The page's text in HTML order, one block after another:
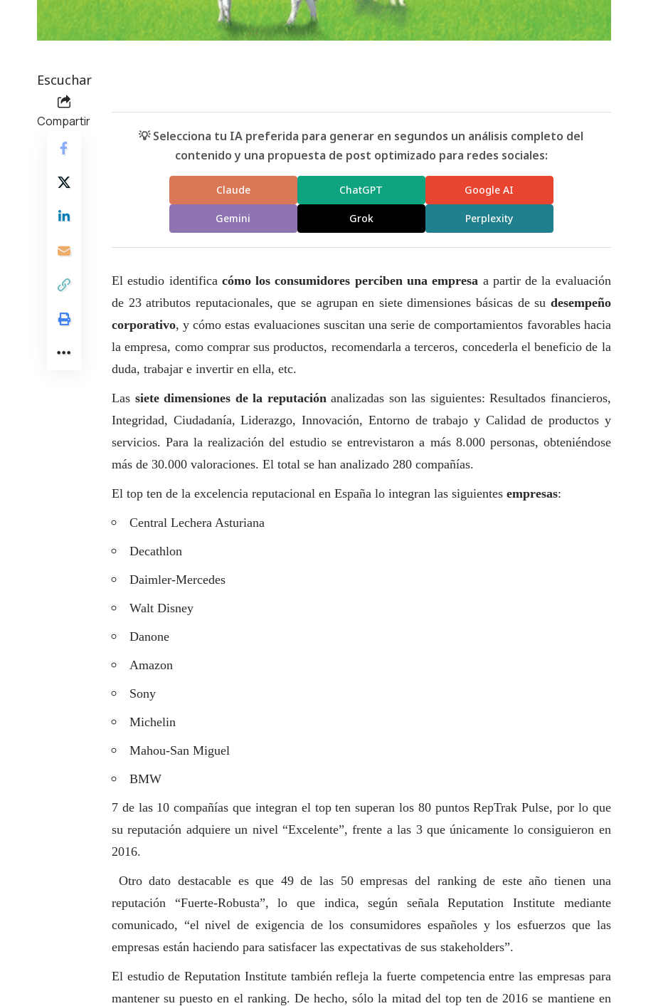
Escuchar
Compartir
💡 Selecciona tu IA preferida para generar en segundos un análisis completo del
contenido y una propuesta de post optimizado para redes sociales:
Claude ChatGPT Google AI
Gemini Grok Perplexity
El estudio identifica cómo los consumidores perciben una empresa a partir de la evaluación
de 23 atributos reputacionales, que se agrupan en siete dimensiones básicas de su desempeño
corporativo, y cómo estas evaluaciones suscitan una serie de comportamientos favorables hacia
la empresa, como comprar sus productos, recomendarla a terceros, concederla el beneficio de la
duda, trabajar e invertir en ella, etc.
Las siete dimensiones de la reputación analizadas son las siguientes: Resultados financieros,
Integridad, Ciudadanía, Liderazgo, Innovación, Entorno de trabajo y Calidad de productos y
servicios. Para la realización del estudio se entrevistaron a más 8.000 personas, obteniéndose
más de 30.000 valoraciones. El total se han analizado 280 compañías.
El top ten de la excelencia reputacional en España lo integran las siguientes empresas:
Central Lechera Asturiana
Decathlon
Daimler-Mercedes
Walt Disney
Danone
Amazon
Sony
Michelin
Mahou-San Miguel
BMW
7 de las 10 compañías que integran el top ten superan los 80 puntos RepTrak Pulse, por lo que
su reputación adquiere un nivel “Excelente”, frente a las 3 que únicamente lo consiguieron en
2016.
Otro dato destacable es que 49 de las 50 empresas del ranking de este año tienen una
reputación “Fuerte-Robusta”, lo que indica, según señala Reputation Institute mediante
comunicado, “el nivel de exigencia de los consumidores españoles y los esfuerzos que las
empresas están haciendo para satisfacer las expectativas de sus stakeholders”.
El estudio de Reputation Institute también refleja la fuerte competencia entre las empresas para
mantener su puesto en el ranking. De hecho, sólo la mitad del top ten de 2016 se mantiene en